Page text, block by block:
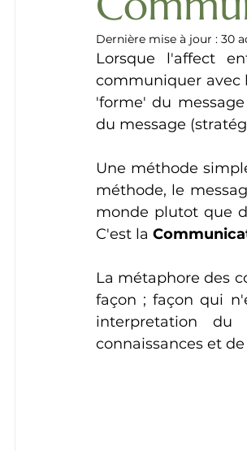
Dernière mise à jour : 30
Lorsque l'affect
communiquer avec
'forme' du
du message
Une méthode
méthode, le
monde plutot que
C'est la
La métaphore des
façon ; façon qui
interpretation
connaissances et